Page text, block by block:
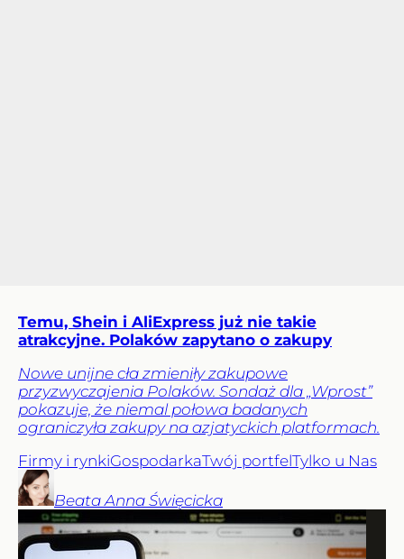
Temu, Shein i AliExpress już nie takie
atrakcyjne. Polaków zapytano o zakupy
Nowe unijne cła zmieniły zakupowe
przyzwyczajenia Polaków. Sondaż dla „Wprost”
pokazuje, że niemal połowa badanych
ograniczyła zakupy na azjatyckich platformach.
Firmy i rynkiGospodarkaTwój portfelTylko u Nas
Beata Anna Święcicka